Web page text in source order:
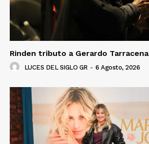
Rinden tributo a Gerardo Tarracena
LUCES DEL SIGLO GR - 6 Agosto, 2026